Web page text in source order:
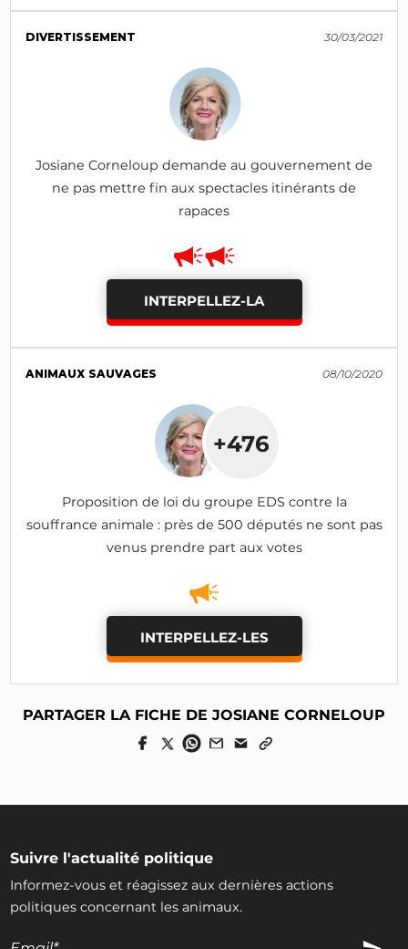
DIVERTISSEMENT 30/03/2021
Josiane Corneloup demande au gouvernement de
ne pas mettre fin aux spectacles itinérants de
rapaces
INTERPELLEZ-LA
ANIMAUX SAUVAGES 08/10/2020
+476
Proposition de loi du groupe EDS contre la
souffrance animale : près de 500 députés ne sont pas
venus prendre part aux votes
INTERPELLEZ-LES
PARTAGER LA FICHE DE JOSIANE CORNELOUP
Suivre l'actualité politique
Informez-vous et réagissez aux dernières actions
politiques concernant les animaux.